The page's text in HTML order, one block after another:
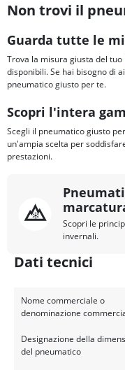
Non trovi il
Guarda tutte le
Trova la misura giusta del tuo
disponibili. Se hai bisogno di
pneumatico giusto per te.
Scopri l'intera
Scegli il pneumatico giusto
un'ampia scelta per
prestazioni.
Scopri le
invernali.
Dati tecnici
Nome commerciale o
denominazione
Designazione della
del pneumatico